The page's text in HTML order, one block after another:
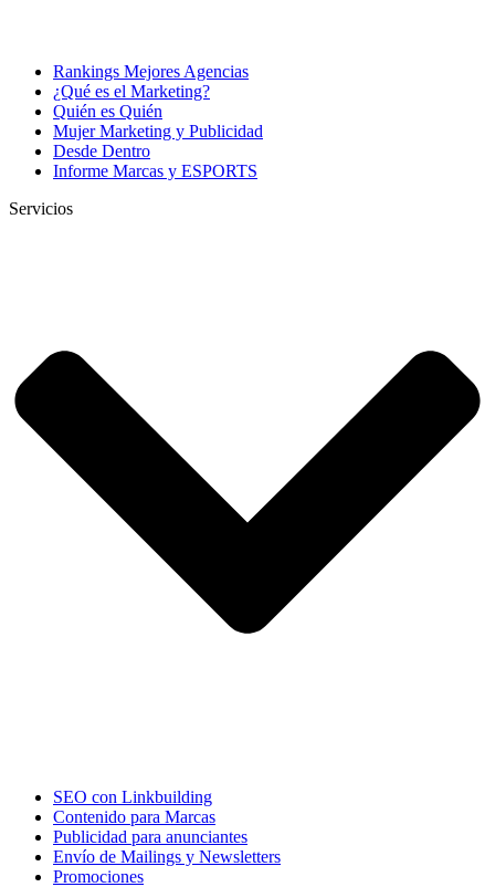
Rankings Mejores Agencias
¿Qué es el Marketing?
Quién es Quién
Mujer Marketing y Publicidad
Desde Dentro
Informe Marcas y ESPORTS
Servicios
SEO con Linkbuilding
Contenido para Marcas
Publicidad para anunciantes
Envío de Mailings y Newsletters
Promociones